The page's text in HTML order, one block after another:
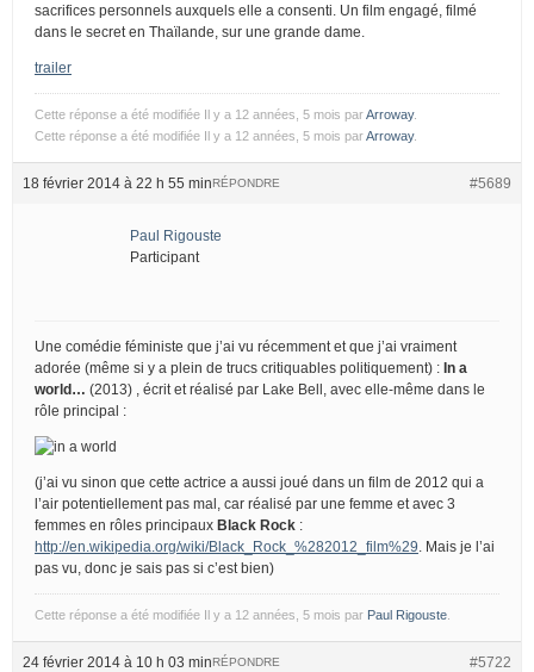
sacrifices personnels auxquels elle a consenti. Un film engagé, filmé
dans le secret en Thaïlande, sur une grande dame.
trailer
Cette réponse a été modifiée Il y a 12 années, 5 mois parArroway.
Cette réponse a été modifiée Il y a 12 années, 5 mois parArroway.
18 février 2014 à 22 h 55 min #5689
RÉPONDRE
Paul Rigouste
Participant
Une comédie féministe que j’ai vu récemment et que j’ai vraiment
adorée (même si y a plein de trucs critiquables politiquement) : In a
world… (2013) , écrit et réalisé par Lake Bell, avec elle-même dans le
rôle principal :
(j’ai vu sinon que cette actrice a aussi joué dans un film de 2012 qui a
l’air potentiellement pas mal, car réalisé par une femme et avec 3
femmes en rôles principaux Black Rock :
http://en.wikipedia.org/wiki/Black_Rock_%282012_film%29 . Mais je l’ai
pas vu, donc je sais pas si c’est bien)
Cette réponse a été modifiée Il y a 12 années, 5 mois par Paul Rigouste
24 février 2014 à 10 h 03 min #5722
RÉPONDRE